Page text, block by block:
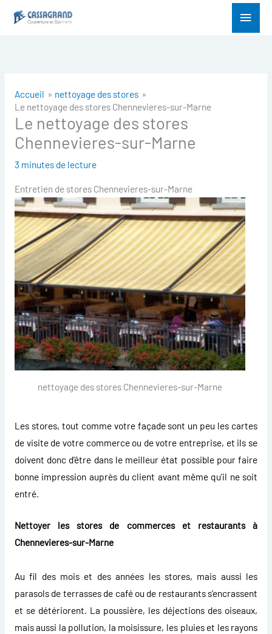
Menu
Accueil
nettoyage des stores
Le nettoyage des stores Chennevieres-sur-Marne
Le nettoyage des stores
Chennevieres-sur-Marne
3 minutes de lecture
Entretien de stores Chennevieres-sur-Marne
nettoyage des stores Chennevieres-sur-Marne
Les stores, tout comme votre façade sont un peu les cartes
de visite de votre commerce ou de votre entreprise, et ils se
doivent donc d’être dans le meilleur état possible pour faire
bonne impression auprès du client avant même qu’il ne soit
entré.
Nettoyer les stores de commerces et restaurants à
Chennevieres-sur-Marne
Au fil des mois et des années les stores, mais aussi les
parasols de terrasses de café ou de restaurants s’encrassent
et se détériorent. La poussière, les déjections des oiseaux,
mais aussi la pollution, la moisissure, les pluies et les rayons